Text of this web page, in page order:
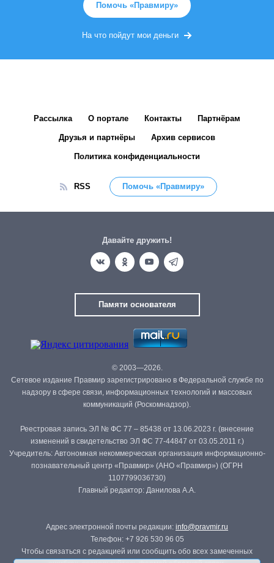
Помочь «Правмиру»
На что пойдут мои деньги
Рассылка О портале Контакты Партнёрам
Друзья и партнёры Архив сервисов
Политика конфиденциальности
RSS Помочь «Правмиру»
Давайте дружить!
Памяти основателя
© 2003—2026.
Сетевое издание Правмир зарегистрировано в Федеральной службе по
надзору в сфере связи, информационных технологий и массовых
коммуникаций (Роскомнадзор).
Реестровая запись ЭЛ № ФС 77 – 85438 от 13.06.2023 г. (внесение
изменений в свидетельство ЭЛ ФС 77-44847 от 03.05.2011 г.)
Учредитель: Автономная некоммерческая организация информационно-
познавательный центр «Правмир» (АНО «Правмир») (ОГРН
1107799036730)
Главный редактор: Данилова А.А.
Адрес электронной почты редакции: info@pravmir.ru
Телефон: +7 926 530 96 05
Чтобы связаться с редакцией или сообщить обо всех замеченных